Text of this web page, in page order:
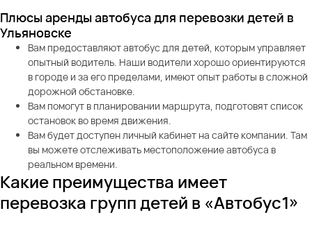
Плюсы аренды автобуса для перевозки детей в
Ульяновске
Вам предоставляют автобус для детей, которым управляет
опытный водитель. Наши водители хорошо ориентируются
в городе и за его пределами, имеют опыт работы в сложной
дорожной обстановке.
Вам помогут в планировании маршрута, подготовят список
остановок во время движения.
Вам будет доступен личный кабинет на сайте компании. Там
вы можете отслеживать местоположение автобуса в
реальном времени.
Какие преимущества имеет
перевозка групп детей в «Автобус1»